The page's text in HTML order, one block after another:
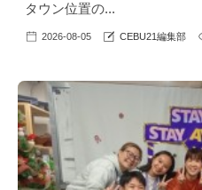
タウン位置の...
2026-08-05 CEBU21編集部